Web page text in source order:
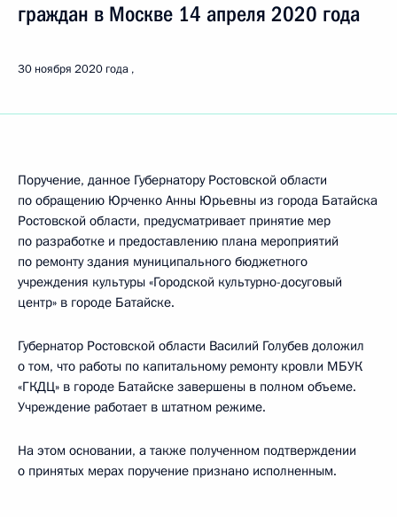
граждан в Москве 14 апреля 2020 года
30 ноября 2020 года
Поручение, данное Губернатору Ростовской области
по обращению Юрченко Анны Юрьевны из города Батайска
Ростовской области, предусматривает принятие мер
по разработке и предоставлению плана мероприятий
по ремонту здания муниципального бюджетного
учреждения культуры «Городской культурно-досуговый
центр» в городе Батайске.
Губернатор Ростовской области Василий Голубев доложил
о том, что работы по капитальному ремонту кровли МБУК
«ГКДЦ» в городе Батайске завершены в полном объеме.
Учреждение работает в штатном режиме.
На этом основании, а также полученном подтверждении
о принятых мерах поручение признано исполненным.